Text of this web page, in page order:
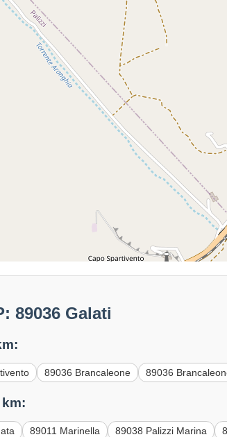
89036 Galati
89036 Brancaleone 89036
89011 Marinella 89038 Palizzi Marina